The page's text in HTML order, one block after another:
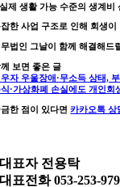
제 생활 가능 수준의 생계비
한 사업 구조로 인해 회생
법인 그날이 함께 해결해드
보면 좋은 글
자 우울장애·무소득 상태,
·가상화폐 손실에도 개인회
금한 점이 있다면카카오톡 상
대표자전용탁
대표전화053-253-